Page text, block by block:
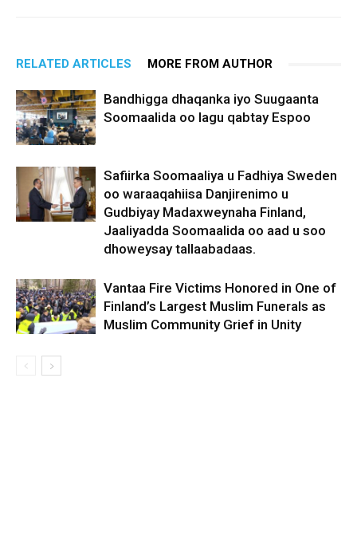
RELATED ARTICLES MORE FROM AUTHOR
Bandhigga dhaqanka iyo Suugaanta
Soomaalida oo lagu qabtay Espoo
Safiirka Soomaaliya u Fadhiya Sweden
oo waraaqahiisa Danjirenimo u
Gudbiyay Madaxweynaha Finland,
Jaaliyadda Soomaalida oo aad u soo
dhoweysay tallaabadaas.
Vantaa Fire Victims Honored in One of
Finland’s Largest Muslim Funerals as
Muslim Community Grief in Unity